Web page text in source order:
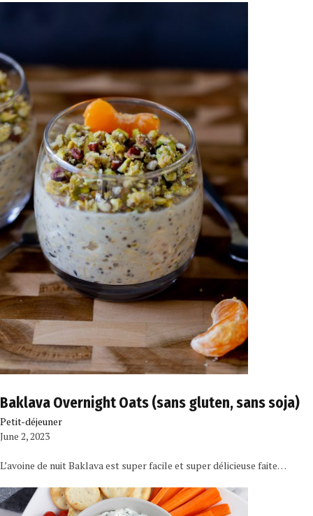
Baklava Overnight Oats (sans gluten, sans soja)
Petit-déjeuner
June 2, 2023
L’avoine de nuit Baklava est super facile et super délicieuse faite…